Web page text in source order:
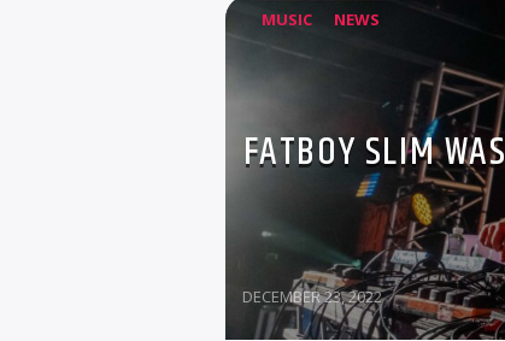
MUSIC NEWS
FATBOY SLIM
DECEMBER 23, 2022